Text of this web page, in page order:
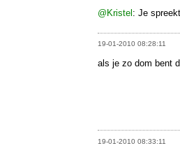
@Kristel : Je
19-01-2010 08:28:11
als je zo dom bent
19-01-2010 08:33:11